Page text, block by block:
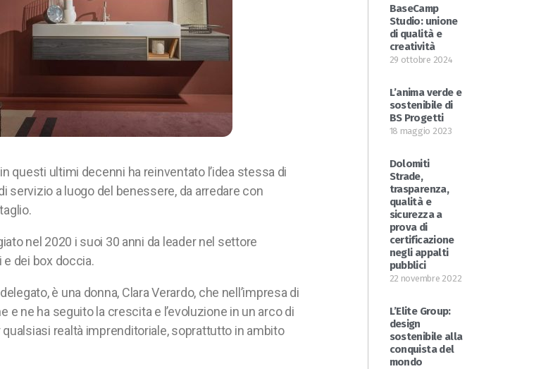
questi ultimi decenni ha reinventato l’idea stessa di
servizio a luogo del benessere, da arredare con
nel 2020 i suoi 30 anni da leader nel settore
e dei box doccia.
è una donna, Clara Verardo, che nell’impresa di
e ne ha seguito la crescita e l’evoluzione in un arco di
realtà imprenditoriale, soprattutto in ambito
BaseCamp
Studio: unione
di qualità e
creatività
29 ottobre 2024
L’anima verde e
sostenibile di
BS Progetti
18 maggio 2023
Dolomiti
Strade,
trasparenza,
qualità e
sicurezza a
prova di
certificazione
negli appalti
pubblici
22 novembre 2022
L’Elite Group:
design
sostenibile alla
conquista del
mondo